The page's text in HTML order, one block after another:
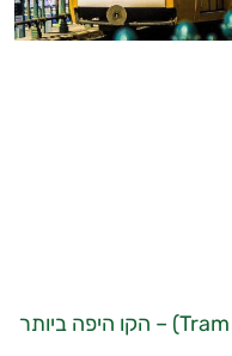
טראם מספר 2 בבודפשט (Tram Line 2) – הקו היפה ביותר